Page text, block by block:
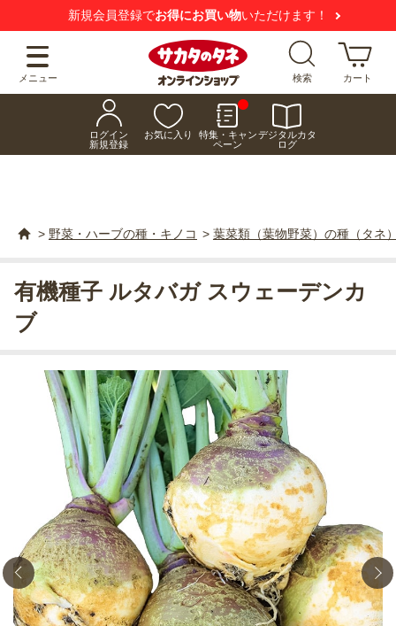
新規会員登録でお得にお買い物いただけます！
メニュー 検索 カート
ログイン
新規登録
お気に入り
特集・キャン
ペーン
デジタルカタ
ログ
> 野菜・ハーブの種・キノコ > 葉菜類（葉物野菜）の種（タネ
有機種子 ルタバガ スウェーデンカ
ブ